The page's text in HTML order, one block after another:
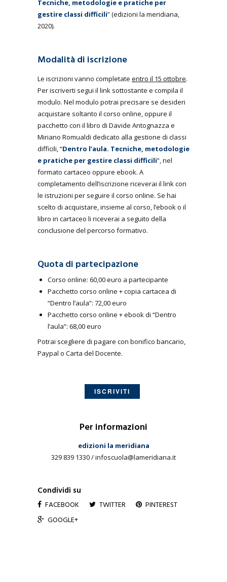
Tecniche, metodologie e pratiche per
gestire classi difficili” (edizioni la meridiana,
2020).
Modalità di iscrizione
Le iscrizioni vanno completate entro il 15 ottobre.
Per iscriverti segui il link sottostante e compila il
modulo. Nel modulo potrai precisare se desideri
acquistare soltanto il corso online, oppure il
pacchetto con il libro di Davide Antognazza e
Miriano Romualdi dedicato alla gestione di classi
difficili, “Dentro l’aula. Tecniche, metodologie
e pratiche per gestire classi difficili”, nel
formato cartaceo oppure ebook. A
completamento dell’iscrizione riceverai il link con
le istruzioni per seguire il corso online. Se hai
scelto di acquistare, insieme al corso, l’ebook o il
libro in cartaceo li riceverai a seguito della
conclusione del percorso formativo.
Quota di partecipazione
Corso online: 60,00 euro a partecipante
Pacchetto corso online + copia cartacea di
“Dentro l’aula”: 72,00 euro
Pacchetto corso online + ebook di “Dentro
l’aula”: 68,00 euro
Potrai scegliere di pagare con bonifico bancario,
Paypal o Carta del Docente.
ISCRIVITI
Per informazioni
edizioni la meridiana
329 839 1330 / infoscuola@lameridiana.it
Condividi su
FACEBOOK TWITTER
PINTEREST
GOOGLE+